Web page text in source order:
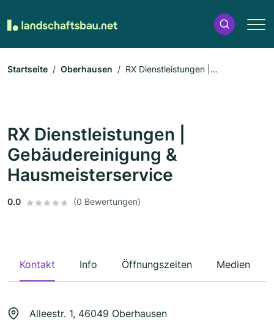
Startseite Oberhausen
RX Dienstleistungen |
RX Dienstleistungen |
Gebäudereinigung &
Hausmeisterservice
0.0 (0 Bewertungen)
Kontakt Info Öffnungszeiten Medien
Alleestr. 1, 46049 Oberhausen